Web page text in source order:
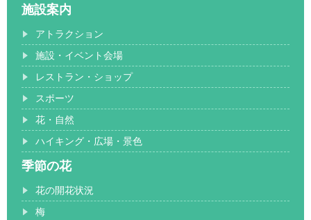
施設案内
アトラクション
施設・イベント会場
レストラン・ショップ
スポーツ
花・自然
ハイキング・広場・景色
季節の花
花の開花状況
梅